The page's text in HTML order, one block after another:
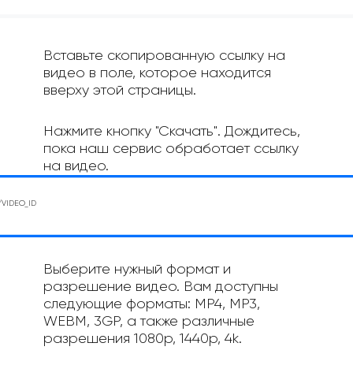
Вставьте скопированную ссылку на
видео в поле, которое находится
вверху этой страницы.
Нажмите кнопку "Скачать". Дождитесь,
пока наш сервис обработает ссылку
на видео.
Выберите нужный формат и
разрешение видео. Вам доступны
следующие форматы: MP4, MP3,
WEBM, 3GP, а также различные
разрешения 1080p, 1440p, 4k.